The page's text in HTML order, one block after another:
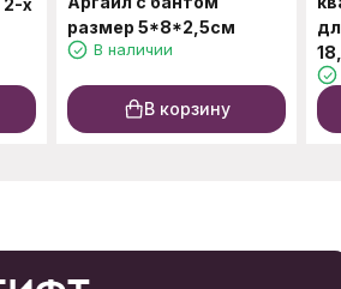
х
размер 5*8*2,5см
В наличии
В корзину